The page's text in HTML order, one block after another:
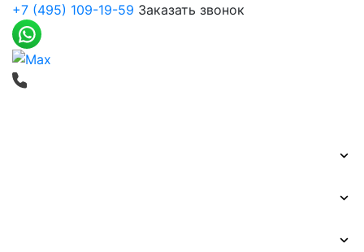
+7 (495) 109-19-59 Заказать звонок